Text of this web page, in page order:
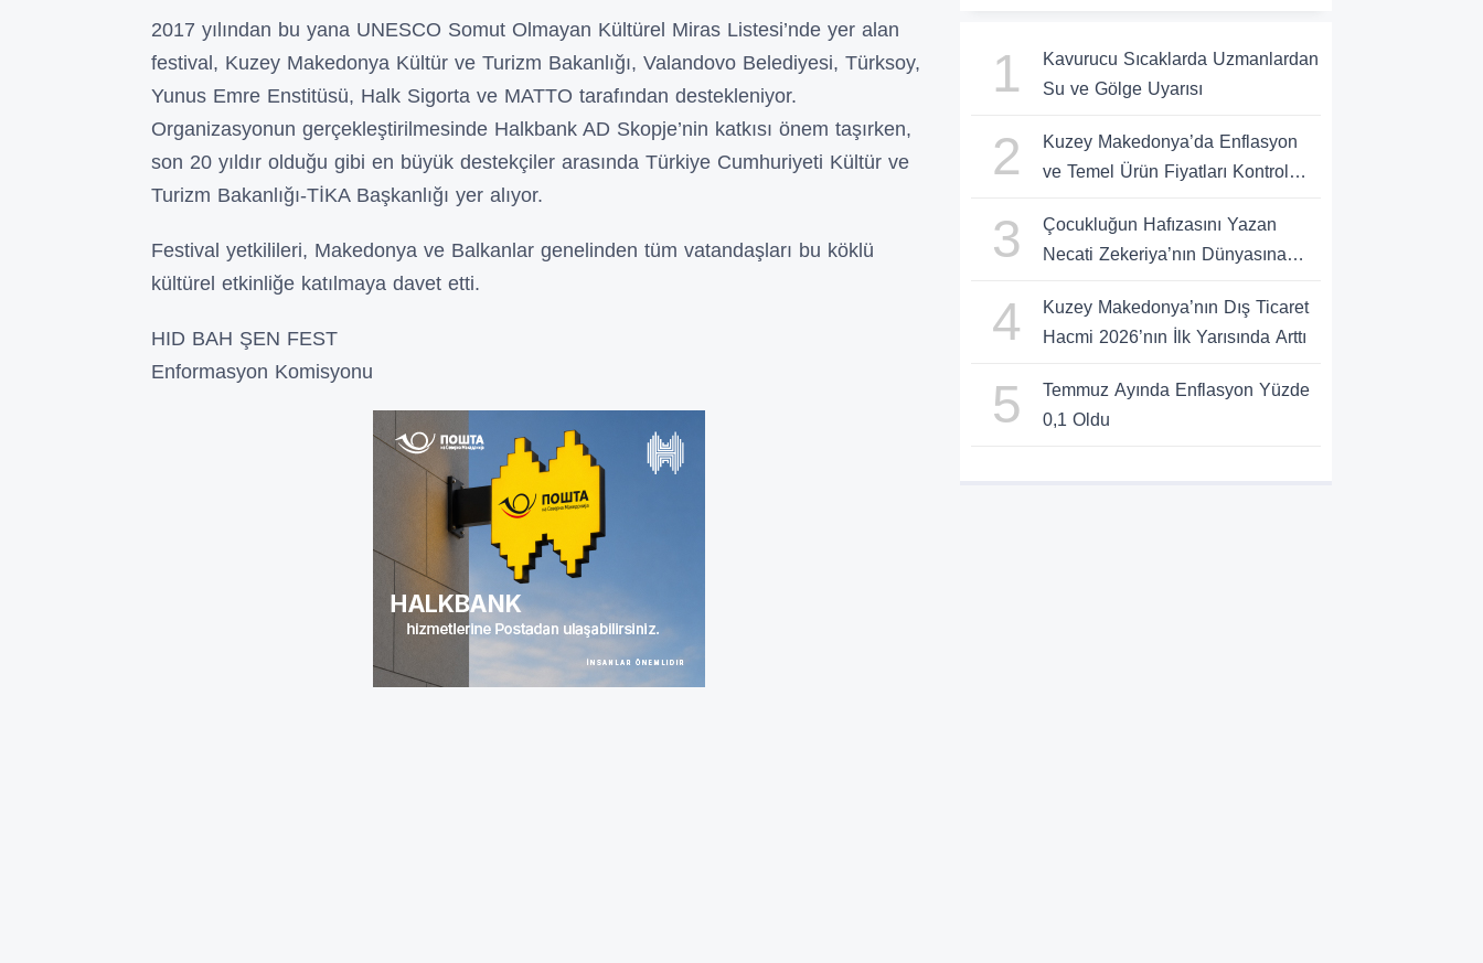
2017 yılından bu yana UNESCO Somut Olmayan Kültürel Miras Listesi’nde yer alan
festival, Kuzey Makedonya Kültür ve Turizm Bakanlığı, Valandovo Belediyesi, Türksoy,
Yunus Emre Enstitüsü, Halk Sigorta ve MATTO tarafından destekleniyor.
Organizasyonun gerçekleştirilmesinde Halkbank AD Skopje’nin katkısı önem taşırken,
son 20 yıldır olduğu gibi en büyük destekçiler arasında Türkiye Cumhuriyeti Kültür ve
Turizm Bakanlığı-TİKA Başkanlığı yer alıyor.
Festival yetkilileri, Makedonya ve Balkanlar genelinden tüm vatandaşları bu köklü
kültürel etkinliğe katılmaya davet etti.
HID BAH ŞEN FEST
Enformasyon Komisyonu
1
Kavurucu Sıcaklarda Uzmanlardan
Su ve Gölge Uyarısı
2
Kuzey Makedonya’da Enflasyon
ve Temel Ürün Fiyatları Kontrol
3
Çocukluğun Hafızasını Yazan
Necati Zekeriya’nın Dünyasına
4
Kuzey Makedonya’nın Dış Ticaret
Hacmi 2026’nın İlk Yarısında Arttı
5
Temmuz Ayında Enflasyon Yüzde
0,1 Oldu